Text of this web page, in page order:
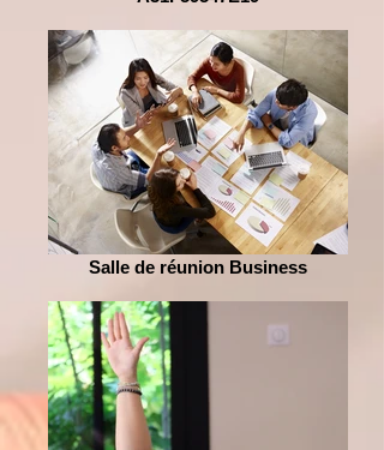
Salle de réunion Business